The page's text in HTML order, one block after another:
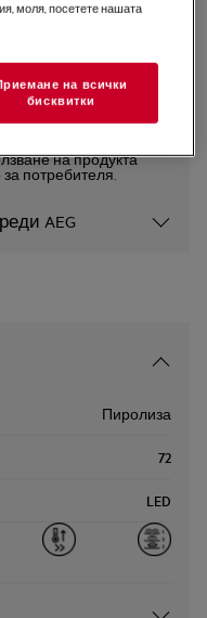
на ЕС 2023/988 са
на продукта
потребителя.
AEG
Пиролиза
72
LED
моля, посетете нашата
на всички
бисквитки